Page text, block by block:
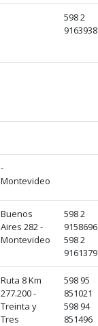
598 2
9163938
-
Montevideo
Buenos
Aires 282 -
Montevideo
598 2
9158696
598 2
9161379
Ruta 8 Km
277.200 -
Treinta y
Tres
598 95
851021
598 94
851496